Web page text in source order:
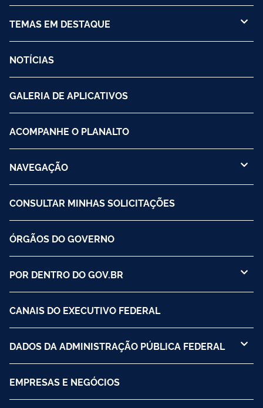
TEMAS EM DESTAQUE
NOTÍCIAS
GALERIA DE APLICATIVOS
ACOMPANHE O PLANALTO
NAVEGAÇÃO
CONSULTAR MINHAS SOLICITAÇÕES
ÓRGÃOS DO GOVERNO
POR DENTRO DO GOV.BR
CANAIS DO EXECUTIVO FEDERAL
DADOS DA ADMINISTRAÇÃO PÚBLICA FEDERAL
EMPRESAS E NEGÓCIOS